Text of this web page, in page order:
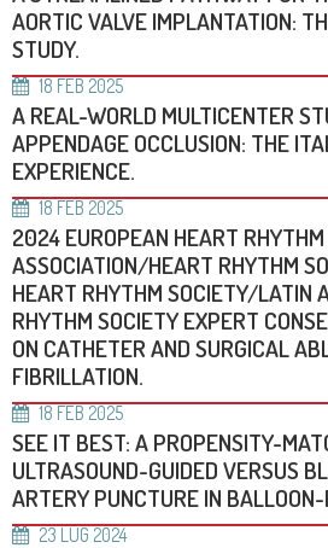
AORTIC VALVE IMPLANTATION:
STUDY.
18 FEB 2025
A REAL-WORLD MULTICENTER
APPENDAGE OCCLUSION: THE
EXPERIENCE.
18 FEB 2025
2024 EUROPEAN HEART RHYTHM
ASSOCIATION/HEART RHYTHM
HEART RHYTHM SOCIETY/LATIN
RHYTHM SOCIETY EXPERT
ON CATHETER AND SURGICAL
FIBRILLATION.
18 FEB 2025
SEE IT BEST: A PROPENSITY-
ULTRASOUND-GUIDED VERSUS
ARTERY PUNCTURE IN
23 LUG 2024